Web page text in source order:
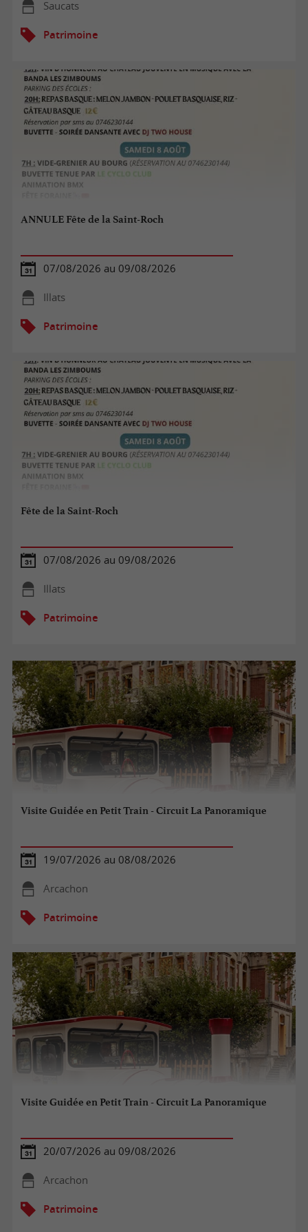
Saucats
Patrimoine
ANNULE Fête de la Saint-Roch
07/08/2026 au 09/08/2026
Illats
Patrimoine
Fête de la Saint-Roch
07/08/2026 au 09/08/2026
Illats
Patrimoine
Visite Guidée en Petit Train - Circuit La Panoramique
19/07/2026 au 08/08/2026
Arcachon
Patrimoine
Visite Guidée en Petit Train - Circuit La Panoramique
20/07/2026 au 09/08/2026
Arcachon
Patrimoine